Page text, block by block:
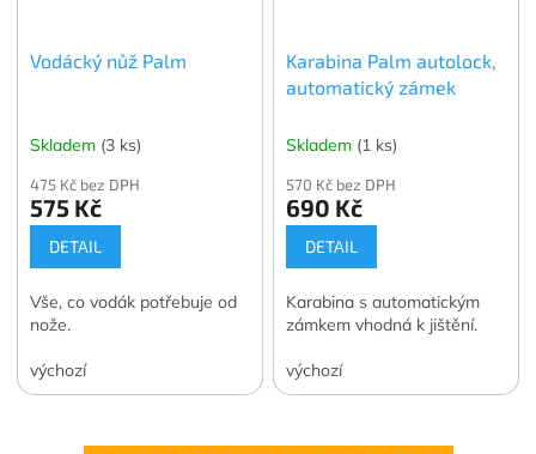
Vodácký nůž Palm
Skladem (3 ks)
475 Kč bez DPH
575 Kč
DETAIL
Vše, co vodák potřebuje od
nože.
výchozí
Karabina Palm autolock,
automatický zámek
Skladem (1 ks)
570 Kč bez DPH
690 Kč
DETAIL
Karabina s automatickým
zámkem vhodná k jištění.
výchozí